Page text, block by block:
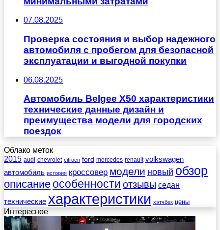
07.08.2025
Проверка состояния и выбор надежного
автомобиля с пробегом для безопасной
эксплуатации и выгодной покупки
06.08.2025
Автомобиль Belgee X50 характеристики
технические данные дизайн и
преимущества модели для городских
поездок
Облако меток
2015 audi chevrolet citroen ford mercedes renault volkswagen
автомобиль история кроссовер модели новый обзор
описание особенности отзывы седан
технические характеристики хэтчбек цены
Интересное